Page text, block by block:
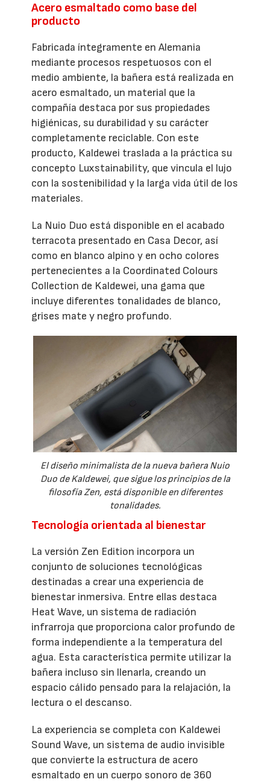
Acero esmaltado como base del
producto
Fabricada íntegramente en Alemania
mediante procesos respetuosos con el
medio ambiente, la bañera está realizada en
acero esmaltado, un material que la
compañía destaca por sus propiedades
higiénicas, su durabilidad y su carácter
completamente reciclable. Con este
producto, Kaldewei traslada a la práctica su
concepto Luxstainability, que vincula el lujo
con la sostenibilidad y la larga vida útil de los
materiales.
La Nuio Duo está disponible en el acabado
terracota presentado en Casa Decor, así
como en blanco alpino y en ocho colores
pertenecientes a la Coordinated Colours
Collection de Kaldewei, una gama que
incluye diferentes tonalidades de blanco,
grises mate y negro profundo.
El diseño minimalista de la nueva bañera Nuio
Duo de Kaldewei, que sigue los principios de la
filosofía Zen, está disponible en diferentes
tonalidades.
Tecnología orientada al bienestar
La versión Zen Edition incorpora un
conjunto de soluciones tecnológicas
destinadas a crear una experiencia de
bienestar inmersiva. Entre ellas destaca
Heat Wave, un sistema de radiación
infrarroja que proporciona calor profundo de
forma independiente a la temperatura del
agua. Esta característica permite utilizar la
bañera incluso sin llenarla, creando un
espacio cálido pensado para la relajación, la
lectura o el descanso.
La experiencia se completa con Kaldewei
Sound Wave, un sistema de audio invisible
que convierte la estructura de acero
esmaltado en un cuerpo sonoro de 360